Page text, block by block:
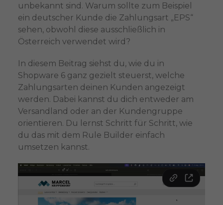
unbekannt sind. Warum sollte zum Beispiel
ein deutscher Kunde die Zahlungsart „EPS“
sehen, obwohl diese ausschließlich in
Österreich verwendet wird?
In diesem Beitrag siehst du, wie du in
Shopware 6 ganz gezielt steuerst, welche
Zahlungsarten deinen Kunden angezeigt
werden. Dabei kannst du dich entweder am
Versandland oder an der Kundengruppe
orientieren. Du lernst Schritt für Schritt, wie
du das mit dem Rule Builder einfach
umsetzen kannst.